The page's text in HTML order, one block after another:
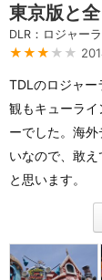
東京版と
DLR：ロジャー
★★★ ★★
TDLのロジャー
観もキューラ
ーでした。海
いなので、敢
と思います。